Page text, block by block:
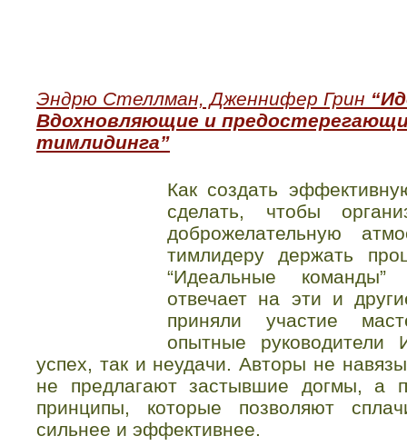
Эндрю Стеллман, Дженнифер Грин
Вдохновляющие и
тимлидинга”
Как создать
сделать, чтобы
доброжелательную
тимлидеру держать
“Идеальные
отвечает на эти и
приняли участие
опытные руководители
успех, так и неудачи. Авторы не
не предлагают застывшие догмы, а
принципы, которые позволяют
сильнее и эффективнее.